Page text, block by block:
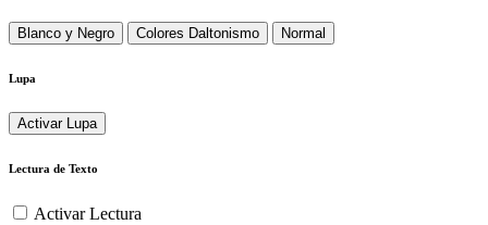
Blanco y Negro Colores Daltonismo Normal
Lupa
Activar Lupa
Lectura de Texto
Activar Lectura